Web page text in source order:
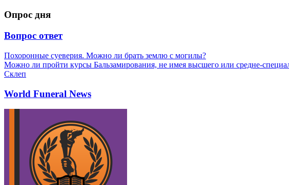
Опрос дня
Вопрос ответ
Похоронные суеверия. Можно ли брать землю с могилы?
Можно ли пройти курсы Бальзамирования, не имея высшего или средне-
Склеп
World Funeral News